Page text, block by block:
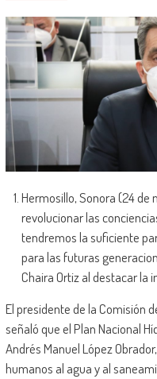
Hermosillo, Sonora (24 de
revolucionar las
tendremos la suficiente
para las futuras
Chaira Ortiz al destacar la
El presidente de la Comisión
señaló que el Plan Nacional
Andrés Manuel López
humanos al agua y al